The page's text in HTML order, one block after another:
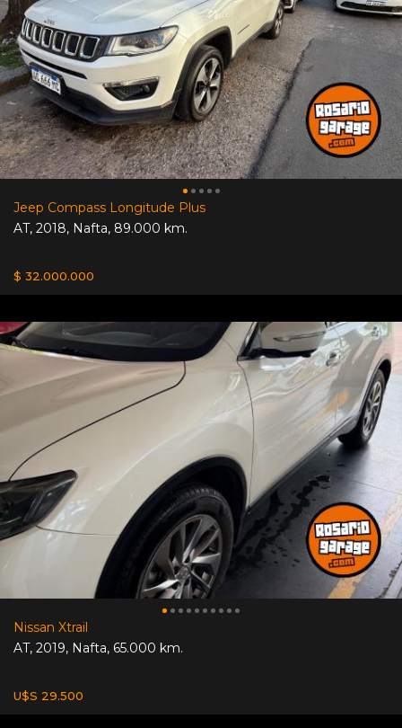
Jeep Compass Longitude Plus
AT, 2018, Nafta, 89.000 km.
$ 32.000.000
Nissan Xtrail
AT, 2019, Nafta, 65.000 km.
U$S 29.500